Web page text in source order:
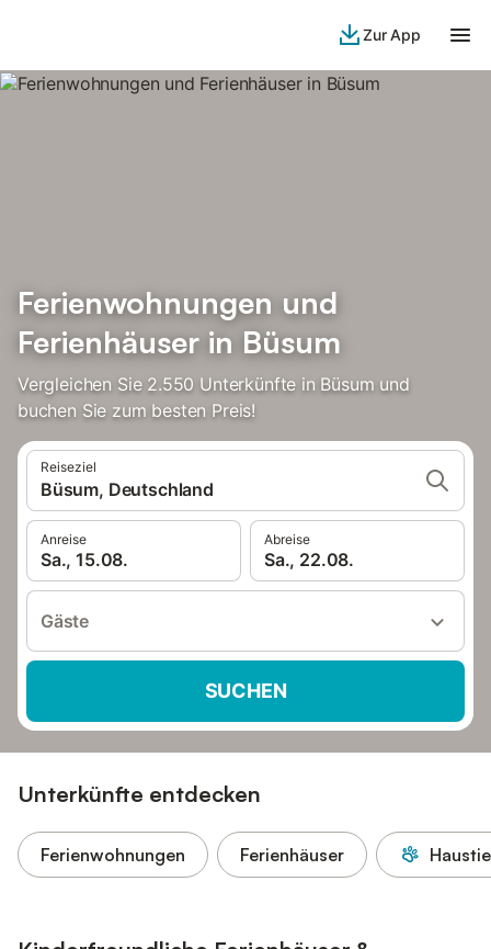
Zur App
Ferienwohnungen und
Ferienhäuser in Büsum
Vergleichen Sie 2.550 Unterkünfte in Büsum und
buchen Sie zum besten Preis!
Reiseziel
Büsum, Deutschland
Anreise
Sa., 15.08.
Abreise
Sa., 22.08.
Gäste
SUCHEN
Unterkünfte entdecken
Ferienwohnungen Ferienhäuser